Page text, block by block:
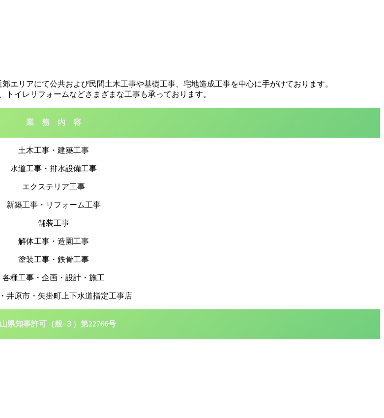
エリアにて公共および民間土木工事や基礎工事、宅地造成工事を中心に手がけております。
トイレリフォームなどさまざまな工事も承っております。
業 務 内 容
土木工事・建築工事
水道工事・排水設備工事
エクステリア工事
新築工事・リフォーム工事
舗装工事
解体工事・造園工事
塗装工事・鉄骨工事
各種工事・企画・設計・施工
井原市・矢掛町上下水道指定工事店
県知事許可（般-３）第22766号